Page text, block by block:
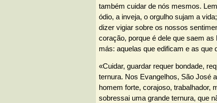
também cuidar de nós mesmos.
ódio, a inveja, o orgulho sujam a
dizer vigiar sobre os nossos
coração, porque é dele que saem as
más: aquelas que edificam e as que
«Cuidar, guardar requer bondade,
ternura. Nos Evangelhos, São José
homem forte, corajoso, trabalhador,
sobressai uma grande ternura, que